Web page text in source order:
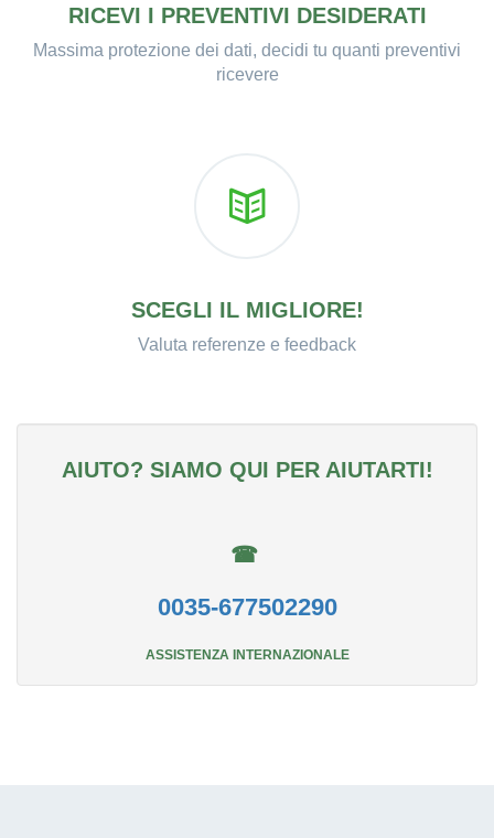
RICEVI I PREVENTIVI DESIDERATI
Massima protezione dei dati, decidi tu quanti preventivi
ricevere
SCEGLI IL MIGLIORE!
Valuta referenze e feedback
AIUTO? SIAMO QUI PER AIUTARTI!
☎
0035-677502290
ASSISTENZA INTERNAZIONALE